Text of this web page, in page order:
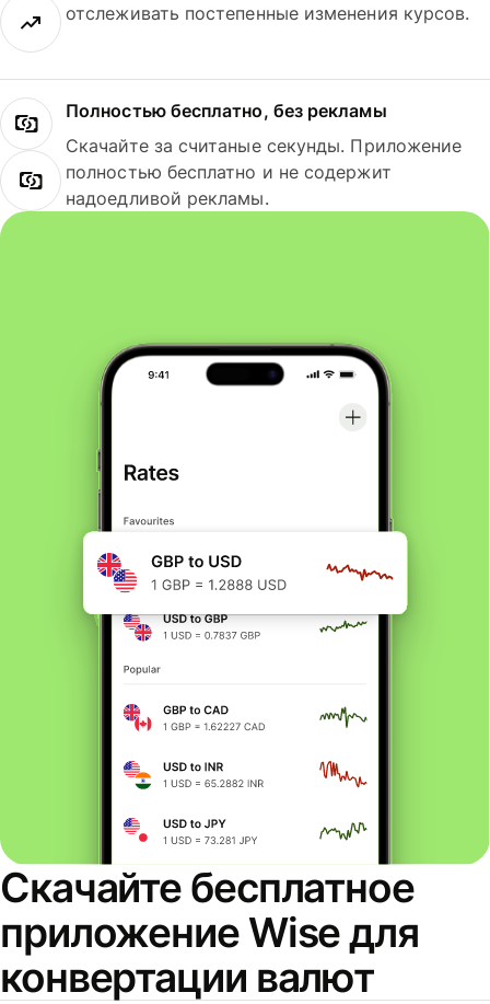
отслеживать постепенные изменения курсов.
Полностью бесплатно, без рекламы
Скачайте за считаные секунды. Приложение
полностью бесплатно и не содержит
надоедливой рекламы.
Скачайте бесплатное
приложение Wise для
конвертации валют